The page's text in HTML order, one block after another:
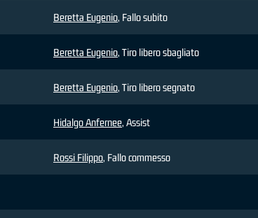
Beretta Eugenio, Fallo subito
Beretta Eugenio, Tiro libero sbagliato
Beretta Eugenio, Tiro libero segnato
Hidalgo Anfernee, Assist
Rossi Filippo, Fallo commesso